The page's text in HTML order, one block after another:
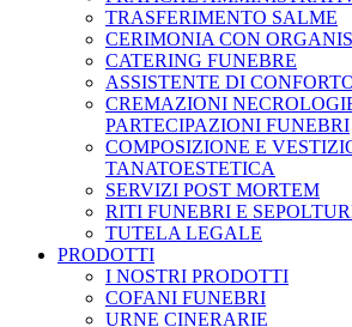
TRASFERIMENTO SALME
CERIMONIA CON
CATERING FUNEBRE
ASSISTENTE DI
CREMAZIONI
PARTECIPAZIONI FUNEBRI
COMPOSIZIONE E
TANATOESTETICA
SERVIZI POST MORTEM
RITI FUNEBRI E
TUTELA LEGALE
PRODOTTI
I NOSTRI PRODOTTI
COFANI FUNEBRI
URNE CINERARIE